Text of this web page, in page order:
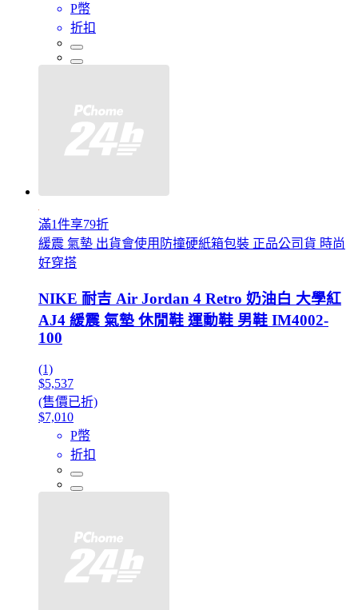
P幣
折扣
滿1件享79折
緩震 氣墊 出貨會使用防撞硬紙箱包裝 正品公司貨 時尚
好穿搭
NIKE 耐吉 Air Jordan 4 Retro 奶油白 大學紅
AJ4 緩震 氣墊 休閒鞋 運動鞋 男鞋 IM4002-
100
(1)
$5,537
(售價已折)
$7,010
P幣
折扣